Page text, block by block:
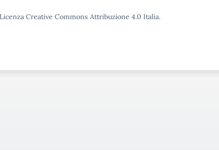
Creative Commons Attribuzione 4.0 Italia.